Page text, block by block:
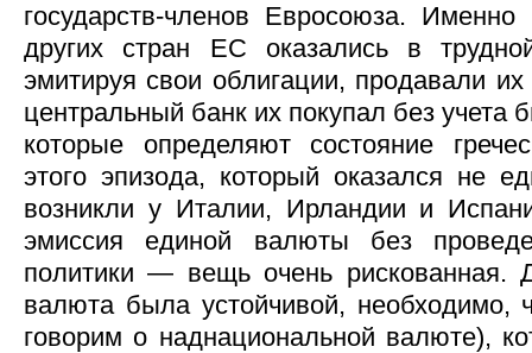
государств-членов Евросоюза.
других стран ЕС оказались в
эмитируя свои облигации, продавали
центральный банк их покупал без учета
которые определяют состояние
этого эпизода, который оказался не
возникли у Италии, Ирландии и
эмиссия единой валюты без
политики — вещь очень рискованная.
валюта была устойчивой,
говорим о наднациональной валюте),